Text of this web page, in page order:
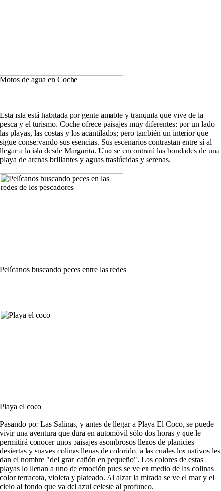
Motos de agua en Coche
Esta isla está habitada por gente amable y tranquila que vive de la
pesca y el turismo. Coche ofrece paisajes muy diferentes: por un lado
las playas, las costas y los acantilados; pero también un interior que
sigue conservando sus esencias. Sus escenarios contrastan entre sí al
llegar a la isla desde Margarita. Uno se encontrará las bondades de una
playa de arenas brillantes y aguas traslúcidas y serenas.
Pelícanos buscando peces entre las redes
Playa el coco
Pasando por Las Salinas, y antes de llegar a Playa El Coco, se puede
vivir una aventura que dura en automóvil sólo dos horas y que le
permitirá conocer unos paisajes asombrosos llenos de planicies
desiertas y suaves colinas llenas de colorido, a las cuales los nativos les
dan el nombre "del gran cañón en pequeño". Los colores de estas
playas lo llenan a uno de emoción pues se ve en medio de las colinas
color terracota, violeta y plateado. Al alzar la mirada se ve el mar y el
cielo al fondo que va del azul celeste al profundo.